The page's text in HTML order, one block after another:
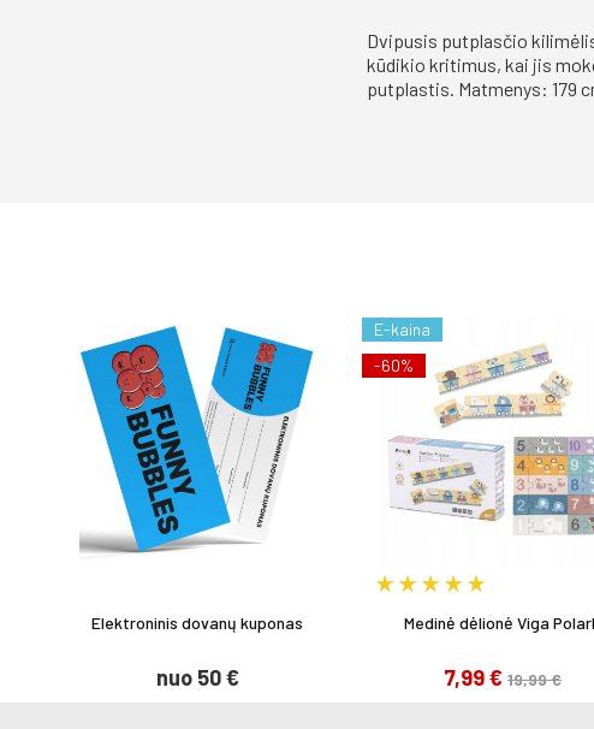
Dvipusis putplasčio
kūdikio kritimus, kai jis
putplastis. Matmenys: 179
Elektroninis dovanų kuponas
nuo 50 €
E-kaina
-60%
Medinė dėlionė Viga
7,99 € 19,99 €